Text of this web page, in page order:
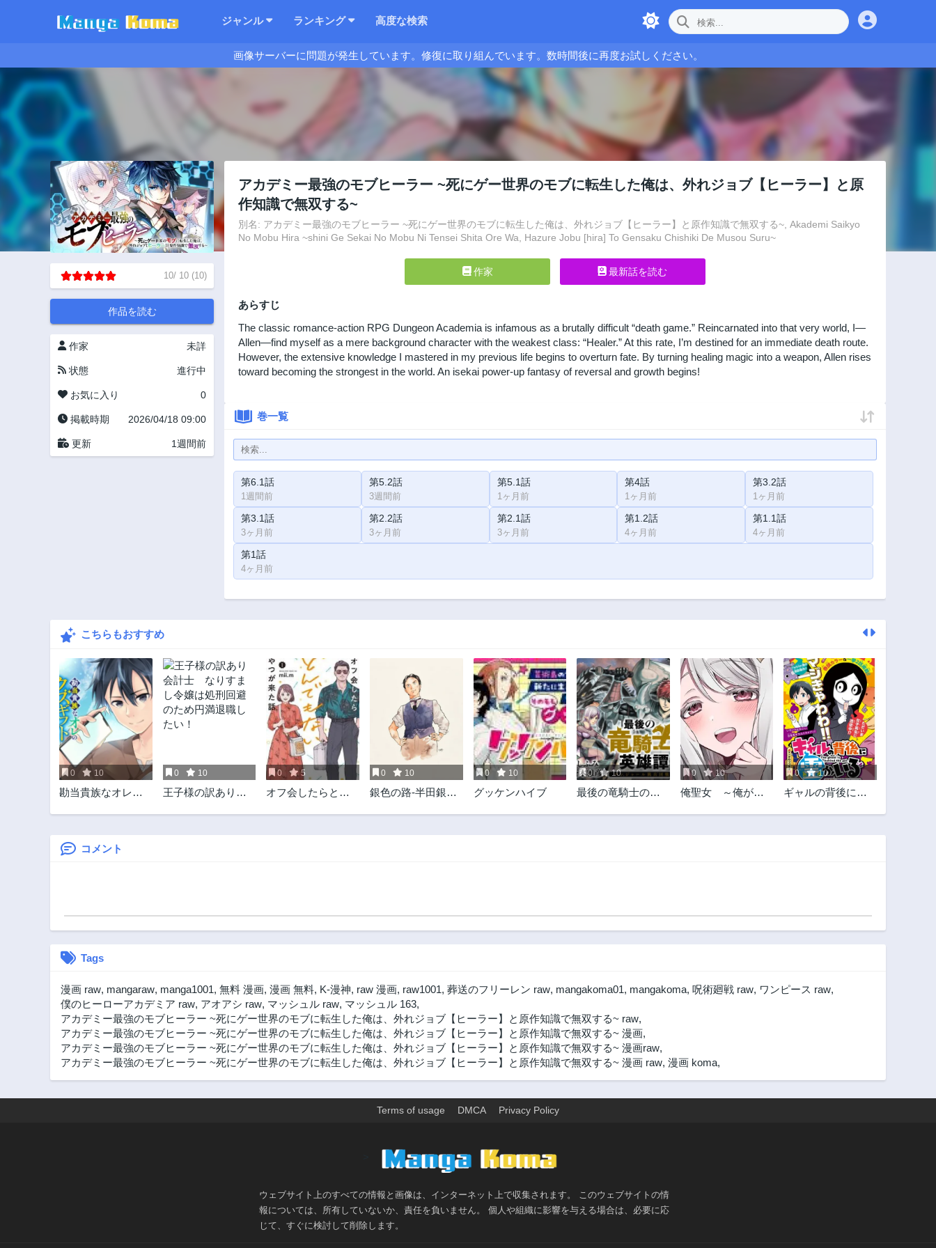
ジャンル ランキング 高度な検索
画像サーバーに問題が発生しています。修復に取り組んでいます。数時間後に再度お試しください。
10/ 10 (10)
作品を読む
作家 未詳
状態 進行中
お気に入り 0
掲載時期 2026/04/18 09:00
更新 1週間前
アカデミー最強のモブヒーラー ~死にゲー世界のモブに転生した俺は、外れジョブ【ヒーラー】と原
作知識で無双する~
別名: アカデミー最強のモブヒーラー ~死にゲー世界のモブに転生した俺は、外れジョブ【ヒーラー】と原作知識で無双する~, Akademi Saikyo
No Mobu Hira ~shini Ge Sekai No Mobu Ni Tensei Shita Ore Wa, Hazure Jobu [hira] To Gensaku Chishiki De Musou Suru~
作家 最新話を読む
あらすじ
The classic romance-action RPG Dungeon Academia is infamous as a brutally difficult “death game.” Reincarnated into that very world, I—
Allen—find myself as a mere background character with the weakest class: “Healer.” At this rate, I’m destined for an immediate death route.
However, the extensive knowledge I mastered in my previous life begins to overturn fate. By turning healing magic into a weapon, Allen rises
toward becoming the strongest in the world. An isekai power-up fantasy of reversal and growth begins!
巻一覧
第6.1話
1週間前
第5.2話
3週間前
第5.1話
1ヶ月前
第4話
1ヶ月前
第3.2話
1ヶ月前
第3.1話
3ヶ月前
第2.2話
3ヶ月前
第2.1話
3ヶ月前
第1.2話
4ヶ月前
第1.1話
4ヶ月前
第1話
4ヶ月前
こちらもおすすめ
0 10
勘当貴族なオレの
0 10
王子様の訳あり会
ため円満退職した
0 5
オフ会したらとん
0 10
銀色の路-半田銀山
0 10
グッケンハイブ
0 10
最後の竜騎士の英
0 10
俺聖女 ～俺が聖
乙女ゲーム完全攻
0 10
ギャルの背後に霊
コメント
Tags
漫画 raw, mangaraw, manga1001, 無料 漫画, 漫画 無料, K-漫神, raw 漫画, raw1001, 葬送のフリーレン raw, mangakoma01, mangakoma, 呪術廻戦 raw, ワンピース raw,
僕のヒーローアカデミア raw, アオアシ raw, マッシュル raw, マッシュル 163,
アカデミー最強のモブヒーラー ~死にゲー世界のモブに転生した俺は、外れジョブ【ヒーラー】と原作知識で無双する~ raw,
アカデミー最強のモブヒーラー ~死にゲー世界のモブに転生した俺は、外れジョブ【ヒーラー】と原作知識で無双する~ 漫画,
アカデミー最強のモブヒーラー ~死にゲー世界のモブに転生した俺は、外れジョブ【ヒーラー】と原作知識で無双する~ 漫画raw,
アカデミー最強のモブヒーラー ~死にゲー世界のモブに転生した俺は、外れジョブ【ヒーラー】と原作知識で無双する~ 漫画 raw, 漫画 koma,
Terms of usage DMCA Privacy Policy
ウェブサイト上のすべての情報と画像は、インターネット上で収集されます。 このウェブサイトの情
報については、所有していないか、責任を負いません。 個人や組織に影響を与える場合は、必要に応
じて、すぐに検討して削除します。